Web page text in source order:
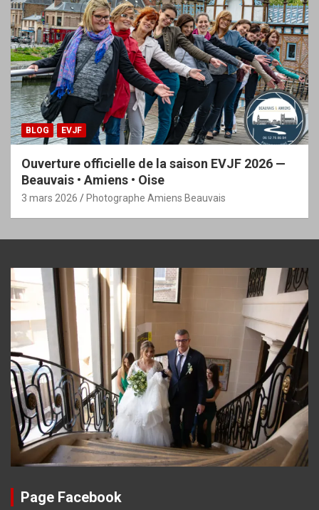
BLOG EVJF
Ouverture officielle de la saison EVJF 2026 —
Beauvais • Amiens • Oise
3 mars 2026 Photographe Amiens Beauvais
Page Facebook